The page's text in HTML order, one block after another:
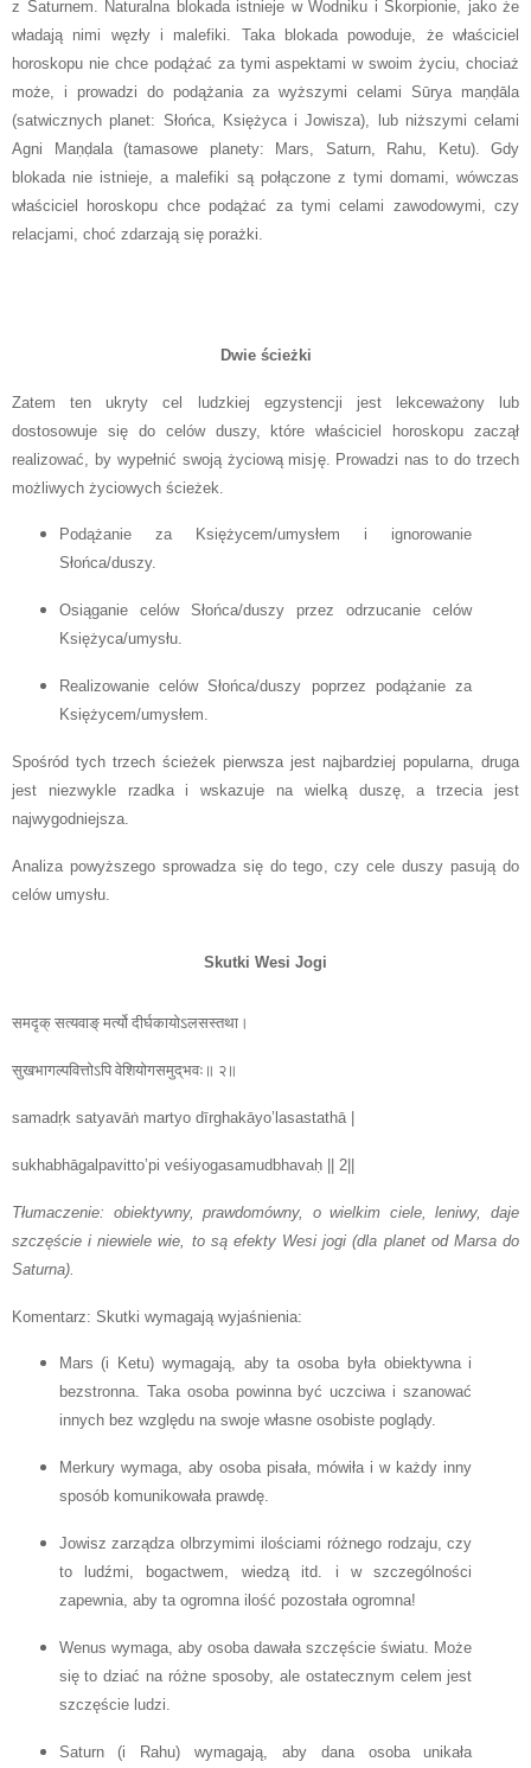
z Saturnem. Naturalna blokada istnieje w Wodniku i Skorpionie, jako że
władają nimi węzły i malefiki. Taka blokada powoduje, że właściciel
horoskopu nie chce podążać za tymi aspektami w swoim życiu, chociaż
może, i prowadzi do podążania za wyższymi celami Sūrya maṇḍāla
(satwicznych planet: Słońca, Księżyca i Jowisza), lub niższymi celami
Agni Maṇḍala (tamasowe planety: Mars, Saturn, Rahu, Ketu). Gdy
blokada nie istnieje, a malefiki są połączone z tymi domami, wówczas
właściciel horoskopu chce podążać za tymi celami zawodowymi, czy
relacjami, choć zdarzają się porażki.
Dwie ścieżki
Zatem ten ukryty cel ludzkiej egzystencji jest lekceważony lub
dostosowuje się do celów duszy, które właściciel horoskopu zaczął
realizować, by wypełnić swoją życiową misję. Prowadzi nas to do trzech
możliwych życiowych ścieżek.
Podążanie za Księżycem/umysłem i ignorowanie
Słońca/duszy.
Osiąganie celów Słońca/duszy przez odrzucanie celów
Księżyca/umysłu.
Realizowanie celów Słońca/duszy poprzez podążanie za
Księżycem/umysłem.
Spośród tych trzech ścieżek pierwsza jest najbardziej popularna, druga
jest niezwykle rzadka i wskazuje na wielką duszę, a trzecia jest
najwygodniejsza.
Analiza powyższego sprowadza się do tego, czy cele duszy pasują do
celów umysłu.
Skutki Wesi Jogi
समदृक्‌ सत्यवाङ्‌ मर्त्यो दीर्घकायोऽलसस्तथा।
सुखभागल्पवित्तोऽपि वेशियोगसमुद्‌भवः॥ २॥
samadṛk satyavāṅ martyo dīrghakāyo’lasastathā |
sukhabhāgalpavitto’pi veśiyogasamudbhavaḥ || 2||
Tłumaczenie: obiektywny, prawdomówny, o wielkim ciele, leniwy, daje
szczęście i niewiele wie, to są efekty Wesi jogi (dla planet od Marsa do
Saturna).
Komentarz: Skutki wymagają wyjaśnienia:
Mars (i Ketu) wymagają, aby ta osoba była obiektywna i
bezstronna. Taka osoba powinna być uczciwa i szanować
innych bez względu na swoje własne osobiste poglądy.
Merkury wymaga, aby osoba pisała, mówiła i w każdy inny
sposób komunikowała prawdę.
Jowisz zarządza olbrzymimi ilościami różnego rodzaju, czy
to ludźmi, bogactwem, wiedzą itd. i w szczególności
zapewnia, aby ta ogromna ilość pozostała ogromna!
Wenus wymaga, aby osoba dawała szczęście światu. Może
się to dziać na różne sposoby, ale ostatecznym celem jest
szczęście ludzi.
Saturn (i Rahu) wymagają, aby dana osoba unikała